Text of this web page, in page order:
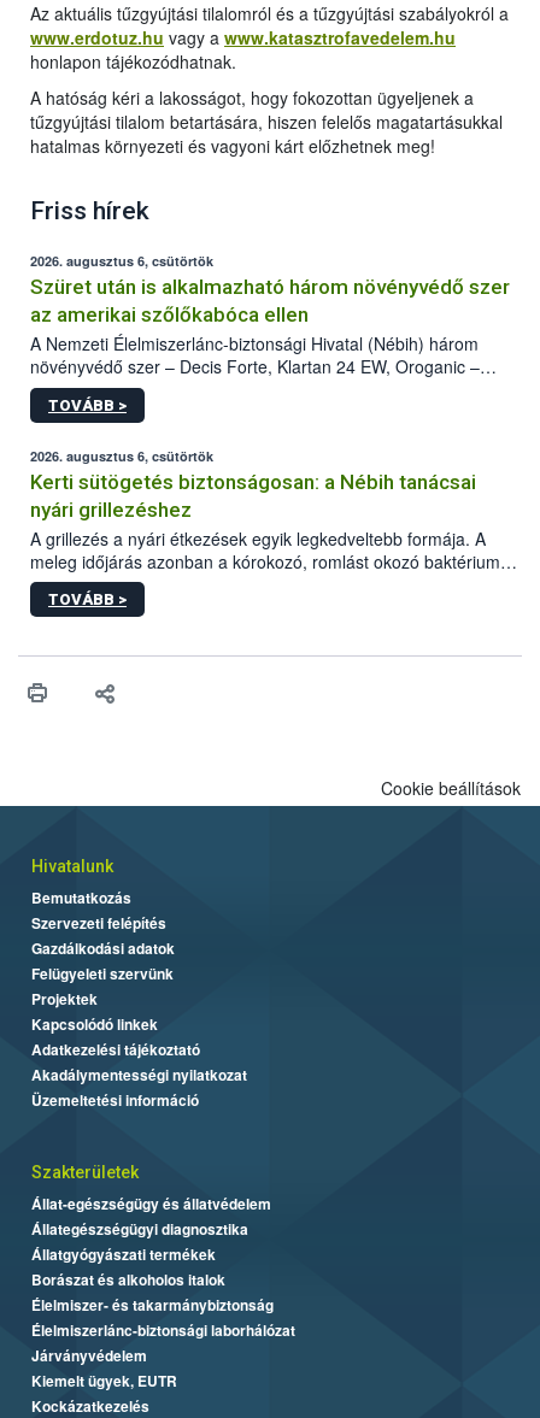
Az aktuális tűzgyújtási tilalomról és a tűzgyújtási szabályokról a
www.erdotuz.hu vagy a www.katasztrofavedelem.hu
honlapon tájékozódhatnak.
A hatóság kéri a lakosságot, hogy fokozottan ügyeljenek a
tűzgyújtási tilalom betartására, hiszen felelős magatartásukkal
hatalmas környezeti és vagyoni kárt előzhetnek meg!
Friss hírek
2026. augusztus 6, csütörtök
Szüret után is alkalmazható három növényvédő szer
az amerikai szőlőkabóca ellen
A Nemzeti Élelmiszerlánc-biztonsági Hivatal (Nébih) három
növényvédő szer – Decis Forte, Klartan 24 EW, Oroganic –
engedélyokiratát módosította, így azok a szüretet követően,
egészen a vesszőérettség (BBCH 91) stádiumáig
érésű szőlőkben is legyen lehetőség a károsító elleni további
védekezésre. Az Oroganic készítmény kis kiszerelésben kiskerti
felhasználók számára is elérhető és ökológiai termesztésben is
engedélyezett.
TOVÁBB >
2026. augusztus 6, csütörtök
Kerti sütögetés biztonságosan: a Nébih tanácsai
nyári grillezéshez
A grillezés a nyári étkezések egyik legkedveltebb formája. A
meleg időjárás azonban a kórokozó, romlást okozó baktériumok
gyorsabb szaporodásának is kedvez. A szabadtéri sütögetés
ezért nem csupán a megfelelő sütési technikáról szól: legalább
higiéniai szabályok betartása, a megfelelő hőkezelés, valamint a
biztonsági Hivatal (Nébih) Oktatási Programja összegyűjtötte a
TOVÁBB >
Cookie beállítások
Hivatalunk
Bemutatkozás
Szervezeti felépítés
Gazdálkodási adatok
Felügyeleti szervünk
Projektek
Kapcsolódó linkek
Adatkezelési tájékoztató
Akadálymentességi nyilatkozat
Üzemeltetési információ
Szakterületek
Állat-egészségügy és állatvédelem
Állategészségügyi diagnosztika
Állatgyógyászati termékek
Borászat és alkoholos italok
Élelmiszer- és takarmánybiztonság
Élelmiszerlánc-biztonsági laborhálózat
Járványvédelem
Kiemelt ügyek, EUTR
Kockázatkezelés